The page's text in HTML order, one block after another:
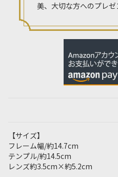
美、大切な方へのプレゼ
【サイズ】
フレーム幅/約14.7cm
テンプル/約14.5cm
レンズ約3.5cm×約5.2cm